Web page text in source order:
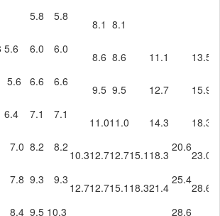
5.8 5.8
8.1 8.1
5.6 6.0 6.0
8.6 8.6 11.1 13.5
5.6 6.6 6.6
9.5 9.5 12.7 15.9
6.4 7.1 7.1
11.011.0 14.3 18.3
7.0 8.2 8.2
10.312.712.715.1 18.3
20.6
23.0
7.8 9.3 9.3
12.712.715.1 18.321.4
25.4
28.6
8.4 9.5 10.3 28.6